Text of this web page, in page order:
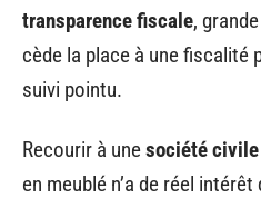
transparence fiscale,
cède la place à une fiscalité
suivi pointu.
Recourir à unesociété
en meublé n’a de réel